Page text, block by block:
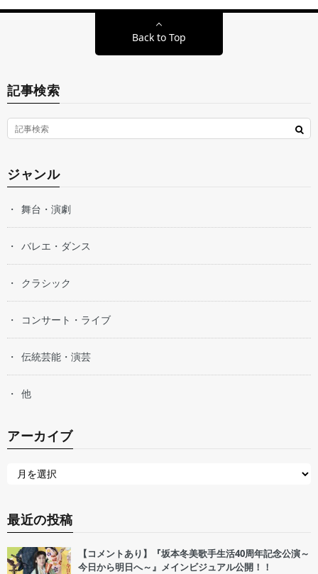
Back to Top
記事検索
ジャンル
舞台・演劇
バレエ・ダンス
クラシック
コンサート・ライブ
伝統芸能・演芸
他
アーカイブ
最近の投稿
【コメントあり】『坂本冬美歌手生活40周年記念公演～
今日から明日へ～』メインビジュアル公開！！